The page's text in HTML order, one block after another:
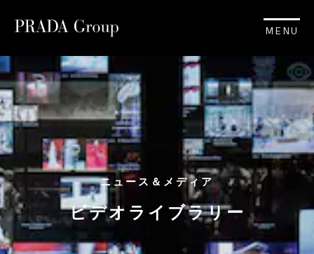
MENU
ニュース＆メディア
ビデオライブラリー